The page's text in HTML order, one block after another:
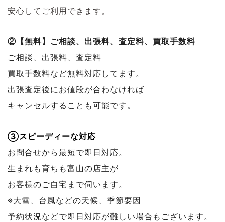
安心してご利用できます。
②【無料】ご相談、出張料、査定料、買取手数料
ご相談、出張料、査定料
買取手数料など無料対応してます。
出張査定後にお値段が合わなければ
キャンセルすることも可能です。
③スピーディーな対応
お問合せから最短で即日対応。
生まれも育ちも富山の店主が
お客様のご自宅まで伺います。
※大雪、台風などの天候、季節要因
予約状況などで即日対応が難しい場合もございます。